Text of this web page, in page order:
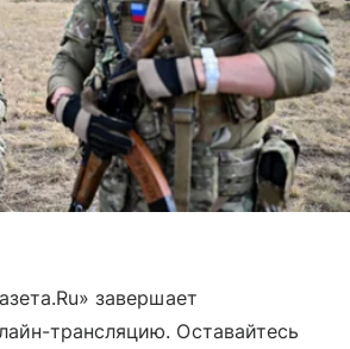
завершает
трансляцию. Оставайтесь